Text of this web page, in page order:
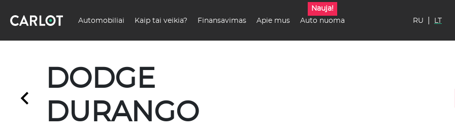
Automobiliai Kaip tai veikia? Finansavimas Apie mus Auto nuoma
Nauja!
RU
LT
DODGE
DURANGO